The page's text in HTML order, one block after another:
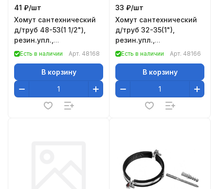
41 ₽/шт
Хомут сантехнический
д/труб 48-53(1 1/2"),
резин.упл.,
шпилька+дюбель, 1 шт.,
Есть в наличии Арт. 48168
В корзину
33 ₽/шт
Хомут сантехнический
д/труб 32-35(1"),
резин.упл.,
шпилька+дюбель, 1 шт.,
Есть в наличии Арт. 48166
В корзину